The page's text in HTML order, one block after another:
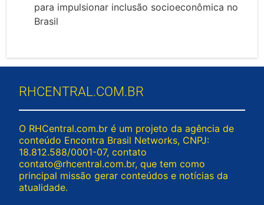
para impulsionar inclusão socioeconômica no
Brasil
RHCENTRAL.COM.BR
O RHCentral.com.br é um projeto da agência de
conteúdo Encontra Brasil Networks, CNPJ:
18.812.588/0001-07, contato
contato@rhcentral.com.br, que tem como
principal missão gerar conteúdos e notícias da
atualidade.